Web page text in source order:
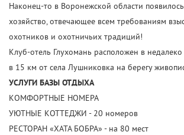
Наконец-то в Воронежской области
хозяйство, отвечающее всем требованиям
охотников и охотничьих традиций!
Клуб-отель Глухомань расположен в
в 15 км от села Лушниковка на берегу
УСЛУГИ БАЗЫ ОТДЫХА
КОМФОРТНЫЕ НОМЕРА
УЮТНЫЕ КОТТЕДЖИ - 20 номеров
РЕСТОРАН «ХАТА БОБРА» - на 80 мест